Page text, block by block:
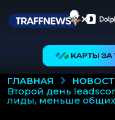
ГЛАВНАЯ
второй день leadscon: больше конкретики про
лиды, меньше